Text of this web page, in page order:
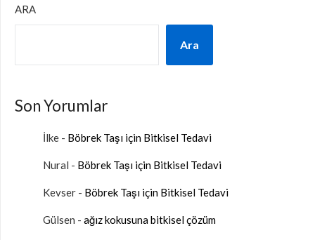
ARA
Ara
Son Yorumlar
İlke - Böbrek Taşı için Bitkisel Tedavi
Nural - Böbrek Taşı için Bitkisel Tedavi
Kevser - Böbrek Taşı için Bitkisel Tedavi
Gülsen - ağız kokusuna bitkisel çözüm